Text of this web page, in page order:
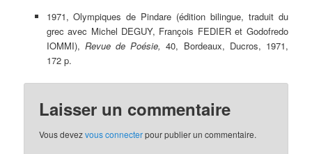
1971, Olympiques de Pindare (édition bilingue, traduit du
grec avec Michel DEGUY, François FEDIER et Godofredo
IOMMI), Revue de Poésie, 40, Bordeaux, Ducros, 1971,
172 p.
Laisser un commentaire
Vous devezvous connecterpour publier un commentaire.